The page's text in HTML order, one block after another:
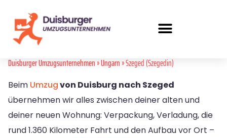
Duisburger Umzugsunternehmen»Ungarn» Szeged (Szegedin)
Beim Umzugvon Duisburg nach Szeged
übernehmen wir alles zwischen deiner alten und
deiner neuen Wohnung: Verpackung, Verladung, die
rund 1.360 Kilometer Fahrt und den Aufbau vor Ort –